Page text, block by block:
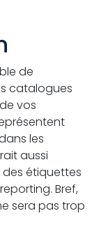
de
catalogues
vos
les
aussi
étiquettes
Bref,
sera pas trop